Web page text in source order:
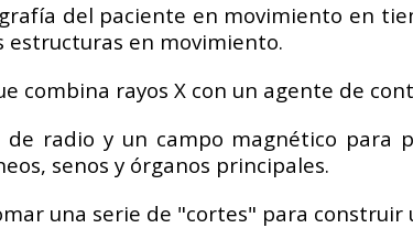
del paciente en movimiento en
estructuras en movimiento.
combina rayos X con un agente de
de radio y un campo magnético
senos y órganos principales.
una serie de "cortes" para construir